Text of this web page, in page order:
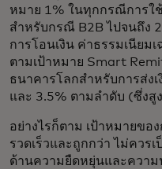
หมาย 1% ในทุกกรณีการใ
สำหรับกรณี B2B ไปจนถึง
การโอนเงิน ค่าธรรมเนียม
ตามเป้าหมาย Smart
ธนาคารโลกสำหรับการส่ง
และ 3.5% ตามลำดับ (ซึ่งสู
อย่างไรก็ตาม เป้าหมายขอ
รวดเร็วและถูกกว่า ไม่ควร
ด้านความยืดหยุ่นและความ